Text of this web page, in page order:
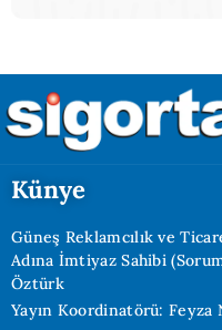
Künye
Güneş Reklamcılık ve
Adına İmtiyaz Sahibi
Öztürk
Yayın Koordinatörü: Feyza